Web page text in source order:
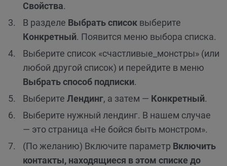
Свойства.
В разделе Выбрать список выберите
Конкретный. Появится меню выбора списка.
Выберите список «счастливые_монстры» (или
любой другой список) и перейдите в меню
Выбрать способ подписки.
Выберите Лендинг, а затем — Конкретный.
Выберите нужный лендинг. В нашем случае
— это страница «Не бойся быть монстром».
(По желанию) Включите параметр Включить
контакты, находящиеся в этом списке до